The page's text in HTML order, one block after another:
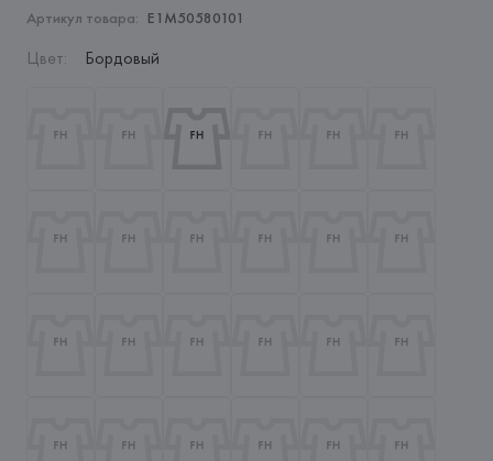
Артикул товара: E1M50580101
Цвет: Бордовый